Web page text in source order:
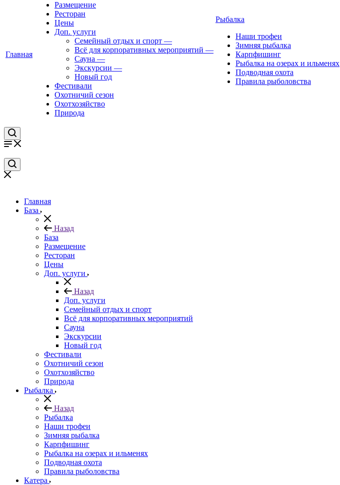
Главная
Размещение
Ресторан
Цены
Доп. услуги
Семейный отдых и спорт —
Всё для корпоративных мероприятий —
Сауна —
Экскурсии —
Новый год
Фестивали
Охотничий сезон
Охотхозяйство
Природа
Рыбалка
Наши трофеи
Зимняя рыбалка
Карпфишинг
Рыбалка на озерах и ильменях
Подводная охота
Правила рыболовства
Главная
База
Назад
База
Размещение
Ресторан
Цены
Доп. услуги
Назад
Доп. услуги
Семейный отдых и спорт
Всё для корпоративных мероприятий
Сауна
Экскурсии
Новый год
Фестивали
Охотничий сезон
Охотхозяйство
Природа
Рыбалка
Назад
Рыбалка
Наши трофеи
Зимняя рыбалка
Карпфишинг
Рыбалка на озерах и ильменях
Подводная охота
Правила рыболовства
Катера